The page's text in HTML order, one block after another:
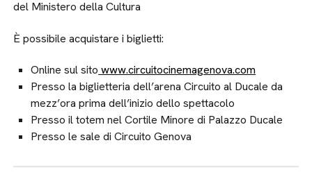
del Ministero della Cultura
È possibile acquistare i biglietti:
Online sul sito www.circuitocinemagenova.com
Presso la biglietteria dell’arena Circuito al Ducale da
mezz’ora prima dell’inizio dello spettacolo
Presso il totem nel Cortile Minore di Palazzo Ducale
Presso le sale di Circuito Genova